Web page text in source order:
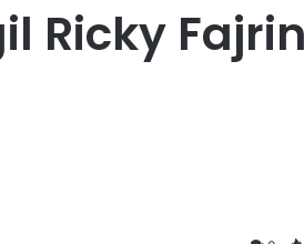
Ricky